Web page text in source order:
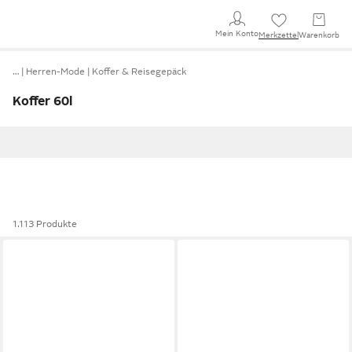
Mein KontoMerkzettel Warenkorb
… Herren-Mode Koffer & Reisegepäck
Koffer 60l
1.113 Produkte